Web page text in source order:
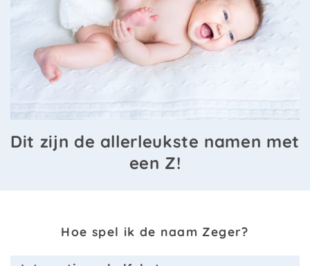
Dit zijn de allerleukste namen met
een Z!
Hoe spel ik de naam Zeger?